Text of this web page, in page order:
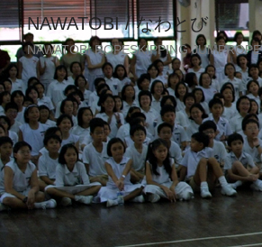
NAWATOBI / なわとび
NAWATOBI ROPESKIPPING JUMPROPE